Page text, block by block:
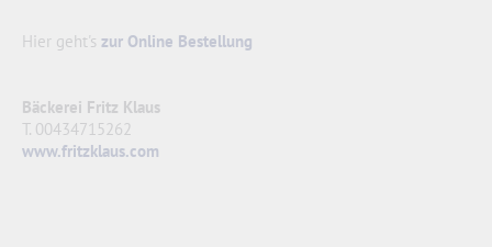
Hier geht's zur Online Bestellung
Bäckerei Fritz Klaus
T. 00434715262
www.fritzklaus.com